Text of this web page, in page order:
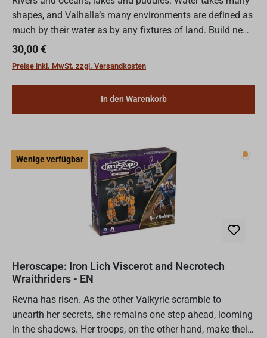
shapes, and Valhalla’s many environments are defined as
much by their water as by any fixtures of land. Build new
environments over which to battle for Valhalla i...
Regulärer Preis:
30,00 €
Preise inkl. MwSt. zzgl. Versandkosten
In den Warenkorb
Wenige verfügbar
Heroscape: Iron Lich Viscerot and Necrotech
Wraithriders - EN
Revna has risen. As the other Valkyrie scramble to
unearth her secrets, she remains one step ahead, looming
in the shadows. Her troops, on the other hand, make their